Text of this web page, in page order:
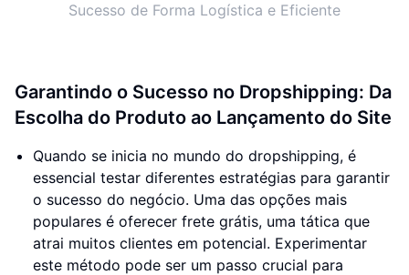
Sucesso de Forma Logística e Eficiente
Garantindo o Sucesso no Dropshipping: Da
Escolha do Produto ao Lançamento do Site
Quando se inicia no mundo do dropshipping, é
essencial testar diferentes estratégias para garantir
o sucesso do negócio. Uma das opções mais
populares é oferecer frete grátis, uma tática que
atrai muitos clientes em potencial. Experimentar
este método pode ser um passo crucial para